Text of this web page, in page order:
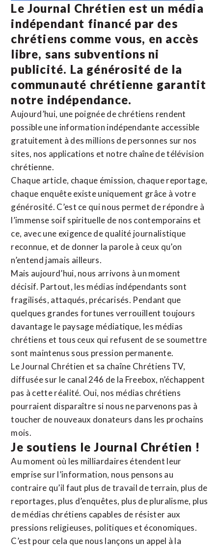
Le Journal Chrétien est un média
indépendant financé par des
chrétiens comme vous, en accès
libre, sans subventions ni
publicité. La générosité de la
communauté chrétienne garantit
notre indépendance.
Aujourd’hui, une poignée de chrétiens rendent
possible une information indépendante accessible
gratuitement à des millions de personnes sur nos
sites, nos applications et notre chaîne de télévision
chrétienne.
Chaque article, chaque émission, chaque reportage,
chaque enquête existe uniquement grâce à votre
générosité. C’est ce qui nous permet de répondre à
l’immense soif spirituelle de nos contemporains et
ce, avec une exigence de qualité journalistique
reconnue, et de donner la parole à ceux qu’on
n’entend jamais ailleurs.
Mais aujourd’hui, nous arrivons à un moment
décisif. Partout, les médias indépendants sont
fragilisés, attaqués, précarisés. Pendant que
quelques grandes fortunes verrouillent toujours
davantage le paysage médiatique, les médias
chrétiens et tous ceux qui refusent de se soumettre
sont maintenus sous pression permanente.
Le Journal Chrétien et sa chaîne Chrétiens TV,
diffusée sur le canal 246 de la Freebox, n’échappent
pas à cette réalité. Oui, nos médias chrétiens
pourraient disparaître si nous ne parvenons pas à
toucher de nouveaux donateurs dans les prochains
mois.
Je soutiens le Journal Chrétien !
Au moment où les milliardaires étendent leur
emprise sur l’information, nous pensons au
contraire qu’il faut plus de travail de terrain, plus de
reportages, plus d’enquêtes, plus de pluralisme, plus
de médias chrétiens capables de résister aux
pressions religieuses, politiques et économiques.
C’est pour cela que nous lançons un appel à la